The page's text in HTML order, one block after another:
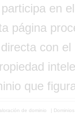
en
página
con
que
de dominio |